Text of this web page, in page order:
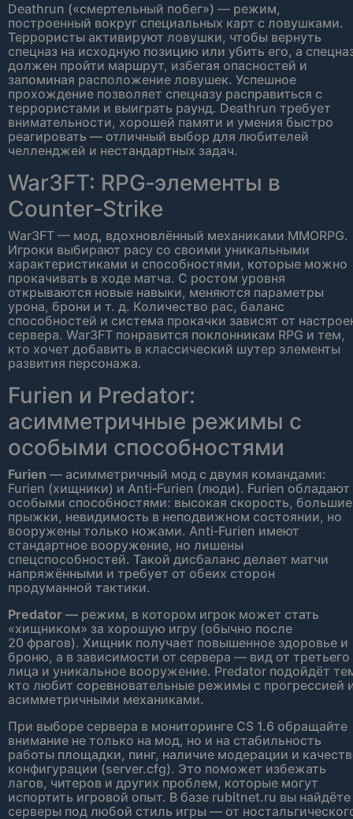
Deathrun («смертельный побег») — режим,
построенный вокруг специальных карт с ловушками.
Террористы активируют ловушки, чтобы вернуть
спецназ на исходную позицию или убить его, а
должен пройти маршрут, избегая опасностей и
запоминая расположение ловушек. Успешное
прохождение позволяет спецназу расправиться с
террористами и выиграть раунд. Deathrun требует
внимательности, хорошей памяти и умения быстро
реагировать — отличный выбор для любителей
челленджей и нестандартных задач.
War3FT: RPG‑элементы в
Counter‑Strike
War3FT — мод, вдохновлённый механиками MMORPG.
Игроки выбирают расу со своими уникальными
характеристиками и способностями, которые можно
прокачивать в ходе матча. С ростом уровня
открываются новые навыки, меняются параметры
урона, брони и т. д. Количество рас, баланс
способностей и система прокачки зависят от
сервера. War3FT понравится поклонникам RPG и тем,
кто хочет добавить в классический шутер элементы
развития персонажа.
Furien и Predator:
асимметричные режимы с
особыми способностями
Furien — асимметричный мод с двумя командами:
Furien (хищники) и Anti‑Furien (люди). Furien обладают
особыми способностями: высокая скорость, большие
прыжки, невидимость в неподвижном состоянии, но
вооружены только ножами. Anti‑Furien имеют
стандартное вооружение, но лишены
спецспособностей. Такой дисбаланс делает матчи
напряжёнными и требует от обеих сторон
продуманной тактики.
Predator — режим, в котором игрок может стать
«хищником» за хорошую игру (обычно после
20 фрагов). Хищник получает повышенное здоровье и
броню, а в зависимости от сервера — вид от третьего
лица и уникальное вооружение. Predator подойдёт
кто любит соревновательные режимы с прогрессией
асимметричными механиками.
При выборе сервера в мониторинге CS 1.6 обращайте
внимание не только на мод, но и на стабильность
работы площадки, пинг, наличие модерации и
конфигурации (server.cfg). Это поможет избежать
лагов, читеров и других проблем, которые могут
испортить игровой опыт. В базе rubitnet.ru вы найдёте
серверы под любой стиль игры — от